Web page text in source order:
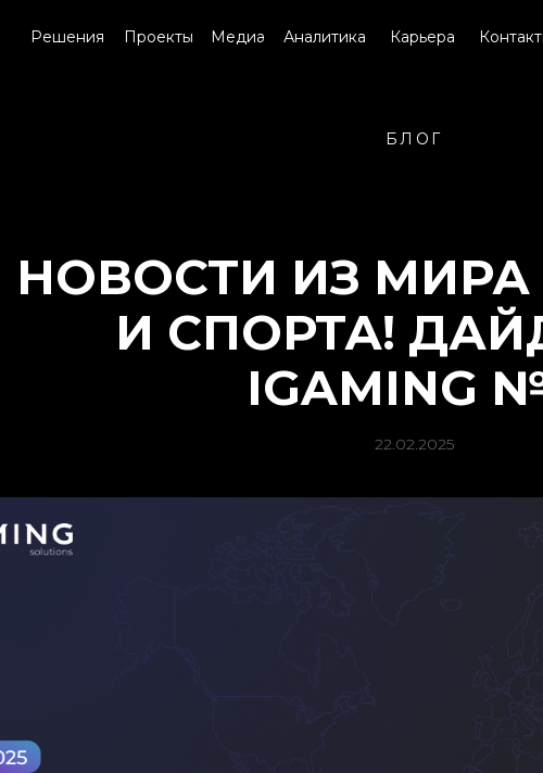
Решения Проекты Медиа Аналитика Карьера
БЛОГ
НОВОСТИ ИЗ МИРА
И СПОРТА!
IGAMING
22.02.2025